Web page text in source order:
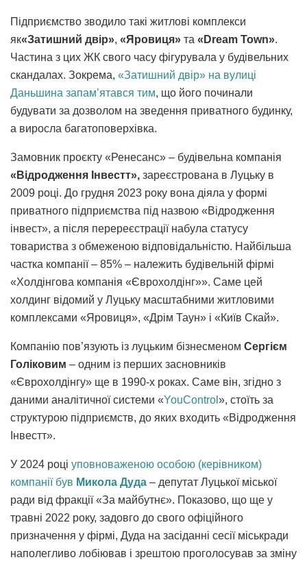
Підприємство зводило такі житлові комплекси
як«Затишний двір», «Яровиця» та «Dream Town».
Частина з цих ЖК свого часу фігурувала у будівельних
скандалах. Зокрема, «Затишний двір» на вулиці
Даньшина запам’ятався тим, що його починали
будувати за дозволом на зведення приватного будинку,
а виросла багатоповерхівка.
Замовник проєкту «Ренесанс» – будівельна компанія
«Відродження Інвестт», зареєстрована в Луцьку в
2009 році. До грудня 2023 року вона діяла у формі
приватного підприємства під назвою «Відродження
інвест», а після перереєстрації набула статусу
товариства з обмеженою відповідальністю. Найбільша
частка компанії – 85% – належить будівельній фірмі
«Холдінгова компанія «Єврохолдінг»». Саме цей
холдинг відомий у Луцьку масштабними житловими
комплексами «Яровиця», «Дрім Таун» і «Київ Скай».
Компанію пов’язують із луцьким бізнесменом Сергієм
Голіковим – одним із перших засновників
«Єврохолдінгу» ще в 1990-х роках. Саме він, згідно з
даними аналітичної системи «YouControl », стоїть за
структурою підприємств, до яких входить «Відродження
Інвестт».
У 2024 році уповноваженою особою (керівником)
компанії був Микола Дуда – депутат Луцької міської
ради від фракції «За майбутнє». Показово, що ще у
травні 2022 року, задовго до свого офіційного
призначення у фірмі, Дуда на засіданні сесії міськради
наполегливо лобіював і зрештою проголосував за зміну